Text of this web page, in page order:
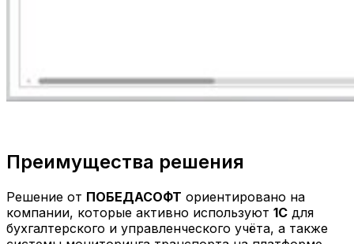
Преимущества решения
Решение от ПОБЕДАСОФТ ориентировано на
компании, которые активно используют 1С для
бухгалтерского и управленческого учёта, а также